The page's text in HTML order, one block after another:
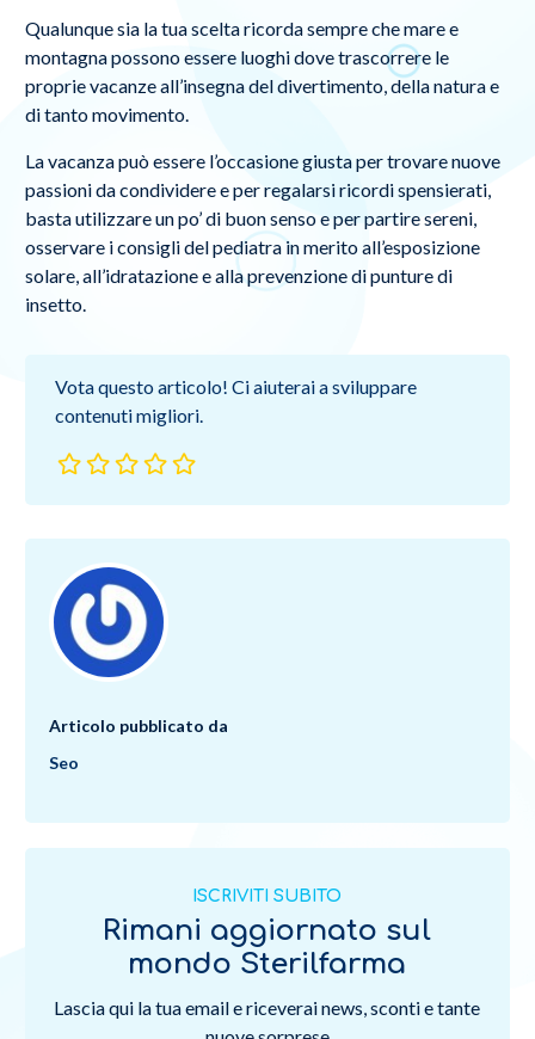
Qualunque sia la tua scelta ricorda sempre che mare e
montagna possono essere luoghi dove trascorrere le
proprie vacanze all’insegna del divertimento, della natura e
di tanto movimento.
La vacanza può essere l’occasione giusta per trovare nuove
passioni da condividere e per regalarsi ricordi spensierati,
basta utilizzare un po’ di buon senso e per partire sereni,
osservare i consigli del pediatra in merito all’esposizione
solare, all’idratazione e alla prevenzione di punture di
insetto.
Vota questo articolo! Ci aiuterai a sviluppare
contenuti migliori.
Articolo pubblicato da
Seo
ISCRIVITI SUBITO
Rimani aggiornato sul
mondo Sterilfarma
Lascia qui la tua email e riceverai news, sconti e tante